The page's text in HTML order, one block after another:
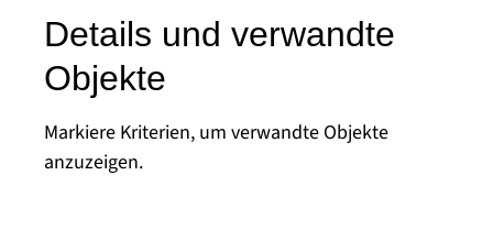
Details und verwandte
Objekte
Markiere Kriterien, um verwandte Objekte
anzuzeigen.